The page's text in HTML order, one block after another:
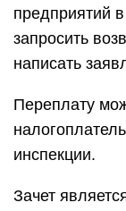
предприятий
запросить
написать
Переплату
инспекции.
Зачет